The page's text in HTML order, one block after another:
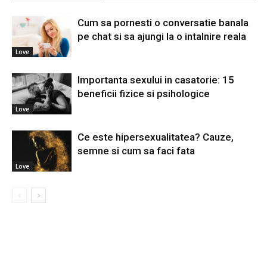
Love
Cum sa pornesti o conversatie banala
pe chat si sa ajungi la o intalnire reala
Love
Importanta sexului in casatorie: 15
beneficii fizice si psihologice
Love
Ce este hipersexualitatea? Cauze,
semne si cum sa faci fata